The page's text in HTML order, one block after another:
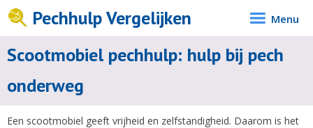
Pechhulp Vergelijken Menu
Scootmobiel pechhulp: hulp bij pech
onderweg
Een scootmobiel geeft vrijheid en zelfstandigheid. Daarom is het